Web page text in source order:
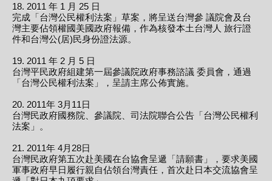
18. 2011 年 1 月 25 日
完成「台灣公民權利法案」草案，將呈送台灣參 議院會及台
灣主要佔領權國美國政府報備，作為核發本土台灣人 旅行證
件和台灣公(居)民身份證法源。
19. 2011 年 2 月 5 日
台灣平民政府組建第一屆參議院政府事務諮議 委員會，通過
「台灣公民權利法案」，呈請主席公佈實施。
20. 2011年 3月11日
台灣民政府國務院、參議院、司法院聯合公告「台灣公民權利
法案」。
21. 2011年 4月28日
台灣民政府第五次赴美國在台協會呈遞「請願書」，要求美國
軍事政府早日履行親自佔領台灣責任，首次赴日本交流協會呈